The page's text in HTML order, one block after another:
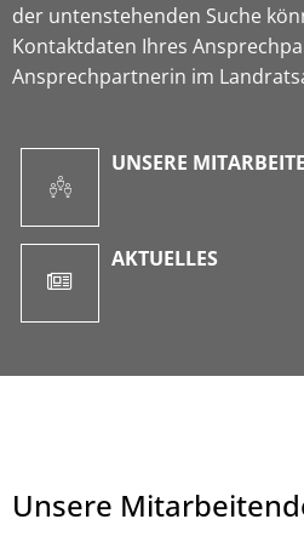
der untenstehenden Suche
Kontaktdaten Ihres
Ansprechpartnerin im
UNSERE
AKTUELLES
Unsere